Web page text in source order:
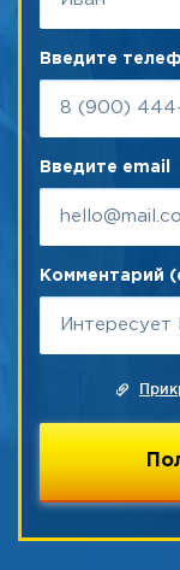
Введите
Введите email
Комментарий